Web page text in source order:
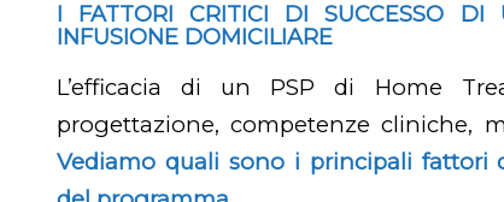
I FATTORI CRITICI DI SUCCESSO
INFUSIONE DOMICILIARE
L’efficacia di un PSP di Home
progettazione, competenze cliniche,
Vediamo quali sono i principali fattori